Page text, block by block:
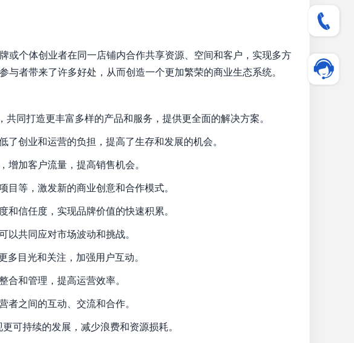
或个体创业者在同一店铺内合作共享资源、空间和客户，实现多方
者带来了许多好处，从而创造一个更加繁荣的商业生态系统。
同打造更丰富多样的产品和服务，提供更全面的解决方案。
创业和运营的负担，提高了生存和发展的机会。
加客户流量，提高销售机会。
等，激发新的商业创意和合作模式。
信任度，实现品牌价值的快速积累。
共同应对市场波动和挑战。
目光和关注，加强用户互动。
和管理，提高运营效率。
之间的互动、交流和合作。
可持续的发展，减少浪费和资源损耗。